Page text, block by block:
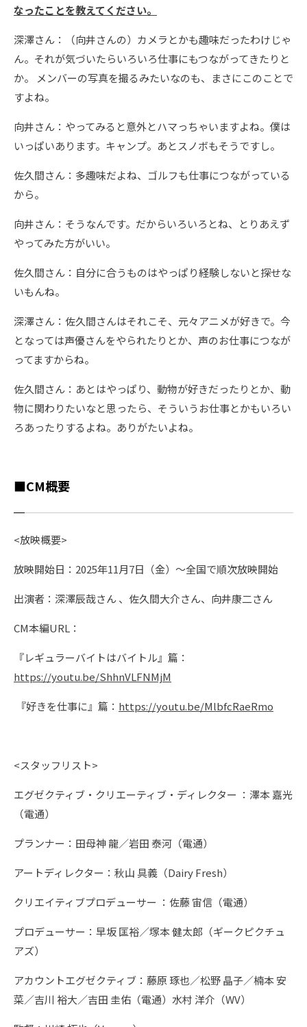
なったことを教えてください。
深澤さん：（向井さんの）カメラとかも趣味だったわけじゃ
ん。それが気づいたらいろいろ仕事にもつながってきたりと
か。 メンバーの写真を撮るみたいなのも、まさにこのことで
すよね。
向井さん：やってみると意外とハマっちゃいますよね。僕は
いっぱいあります。キャンプ。あとスノボもそうですし。
佐久間さん：多趣味だよね、ゴルフも仕事につながっている
から。
向井さん：そうなんです。だからいろいろとね、とりあえず
やってみた方がいい。
佐久間さん：自分に合うものはやっぱり経験しないと探せな
いもんね。
深澤さん：佐久間さんはそれこそ、元々アニメが好きで。今
となっては声優さんをやられたりとか、声のお仕事につなが
ってますからね。
佐久間さん：あとはやっぱり、動物が好きだったりとか、動
物に関わりたいなと思ったら、そういうお仕事とかもいろい
ろあったりするよね。ありがたいよね。
■CM概要
<放映概要>
放映開始日：2025年11月7日（金）～全国で順次放映開始
出演者：深澤辰哉さん 、佐久間大介さん、向井康二さん
CM本編URL：
『レギュラーバイトはバイトル』篇：
https://youtu.be/ShhnVLFNMjM
『好きを仕事に』篇： https://youtu.be/MlbfcRaeRmo
<スタッフリスト>
エグゼクティブ・クリエーティブ・ディレクター ：澤本 嘉光
（電通）
プランナー：田母神 龍／岩田 泰河（電通）
アートディレクター：秋山 具義（Dairy Fresh）
クリエイティブプロデューサー ：佐藤 宙信（電通）
プロデューサー：早坂 匡裕／塚本 健太郎（ギークピクチュ
アズ）
アカウントエグゼクティブ：藤原 琢也／松野 晶子／楠本 安
菜／吉川 裕大／吉田 圭佑（電通）水村 洋介（WV）